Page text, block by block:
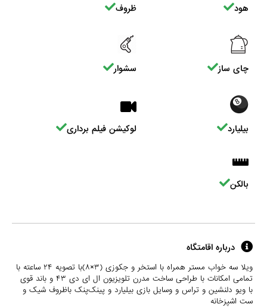
هود ظروف
چای ساز سشوار
بیلیارد لوکیشن فیلم برداری
بالکن
درباره اقامتگاه
ویلا سه خواب مستر همراه با استخر و جکوزی (۳×۸)با تصویه ۲۴ ساعته با
تمامی امکانات با طراحی ساخت مدرن تلویزیون ال ای دی ۴۳ و باند قوی
با ویو دلنشین و تراس و وسایل بازی بیلیارد و پینک‌پنک باظروف شیک و
ست اشپزخانه